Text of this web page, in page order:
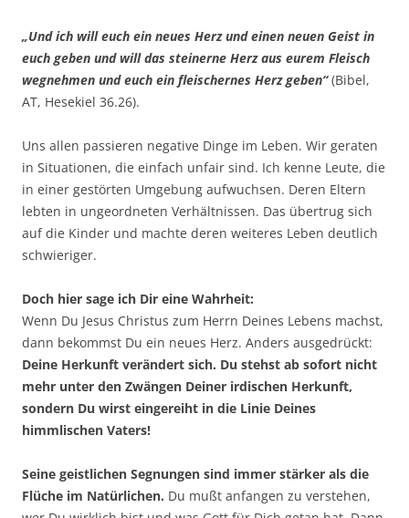
„Und ich will euch ein neues Herz und einen neuen Geist in
euch geben und will das steinerne Herz aus eurem Fleisch
wegnehmen und euch ein fleischernes Herz geben“(Bibel,
AT, Hesekiel 36.26).
Uns allen passieren negative Dinge im Leben. Wir geraten
in Situationen, die einfach unfair sind. Ich kenne Leute, die
in einer gestörten Umgebung aufwuchsen. Deren Eltern
lebten in ungeordneten Verhältnissen. Das übertrug sich
auf die Kinder und machte deren weiteres Leben deutlich
schwieriger.
Doch hier sage ich Dir eine Wahrheit:
Wenn Du Jesus Christus zum Herrn Deines Lebens machst,
dann bekommst Du ein neues Herz. Anders ausgedrückt:
Deine Herkunft verändert sich. Du stehst ab sofort nicht
mehr unter den Zwängen Deiner irdischen Herkunft,
sondern Du wirst eingereiht in die Linie Deines
himmlischen Vaters!
Seine geistlichen Segnungen sind immer stärker als die
Flüche im Natürlichen. Du mußt anfangen zu verstehen,